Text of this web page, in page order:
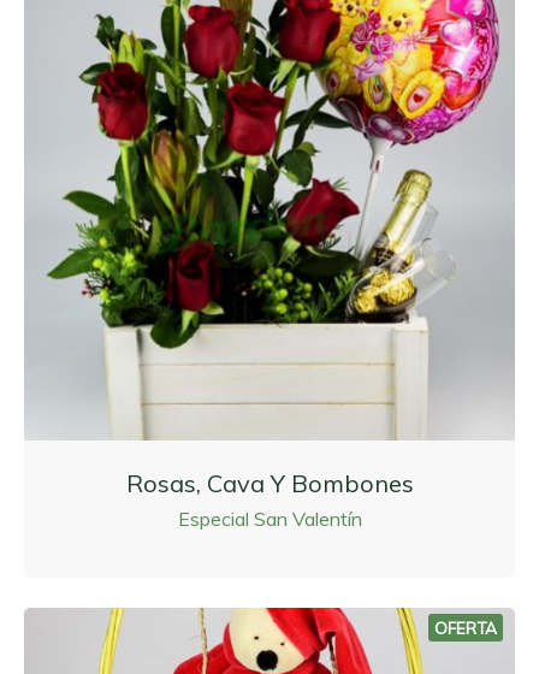
Rosas, Cava Y Bombones
Especial San Valentín
OFERTA